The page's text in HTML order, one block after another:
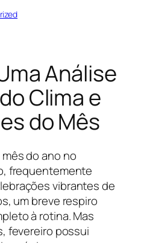
Análise
Clima e
do Mês
do ano no
frequentemente
vibrantes de
um breve respiro
à rotina. Mas
fevereiro possui